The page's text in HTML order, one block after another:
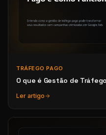
TRÁFEGO PAGO
O que é Gestão de
Ler artigo